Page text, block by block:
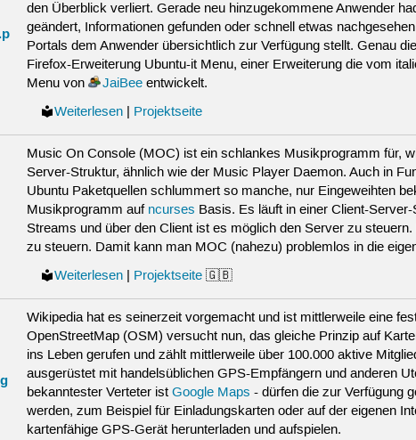
den Überblick verliert. Gerade neu hinzugekommene Anwender
geändert, Informationen gefunden oder schnell etwas
Portals dem Anwender übersichtlich zur Verfügung stellt. Genau
Firefox-Erweiterung Ubuntu-it Menu, einer Erweiterung die vom
Menu von
JaiBee entwickelt.
Weiterlesen| Projektseite
Music On Console (MOC) ist ein schlankes Musikprogramm für,
Server-Struktur, ähnlich wie der Music Player Daemon. Auch in
Ubuntu Paketquellen schlummert so manche, nur Eingeweihten
Musikprogramm auf ncurses Basis. Es läuft in einer Client-
Streams und über den Client ist es möglich den Server zu
zu steuern. Damit kann man MOC (nahezu) problemlos in die
Weiterlesen| Projektseite🇬🇧
Wikipedia hat es seinerzeit vorgemacht und ist mittlerweile eine
OpenStreetMap (OSM) versucht nun, das gleiche Prinzip auf
ins Leben gerufen und zählt mittlerweile über 100.000 aktive
ausgerüstet mit handelsüblichen GPS-Empfängern und anderen
bekanntester Verteter istGoogle Maps - dürfen die zur Verfügung
werden, zum Beispiel für Einladungskarten oder auf der eigenen
kartenfähige GPS-Gerät herunterladen und aufspielen.